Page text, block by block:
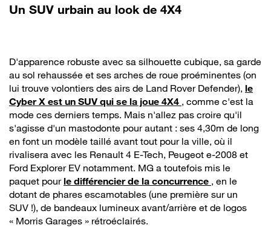
Un SUV urbain au look de 4X4
D'apparence robuste avec sa silhouette cubique, sa garde
au sol rehaussée et ses arches de roue proéminentes (on
lui trouve volontiers des airs de Land Rover Defender), le
Cyber X est un SUV qui se la joue 4X4 , comme c'est la
mode ces derniers temps. Mais n'allez pas croire qu'il
s'agisse d'un mastodonte pour autant : ses 4,30m de long
en font un modèle taillé avant tout pour la ville, où il
rivalisera avec les Renault 4 E-Tech, Peugeot e-2008 et
Ford Explorer EV notamment. MG a toutefois mis le
paquet pour le différencier de la concurrence , en le
dotant de phares escamotables (une première sur un
SUV !), de bandeaux lumineux avant/arrière et de logos
« Morris Garages » rétroéclairés.